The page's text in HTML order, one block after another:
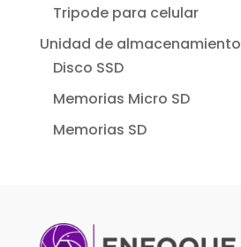
Tripode para celular
Unidad de almacenamiento
Disco SSD
Memorias Micro SD
Memorias SD